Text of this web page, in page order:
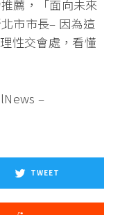
薦，「面向未來
市市長– 因為這
性交會處， 看懂
–
TWEET